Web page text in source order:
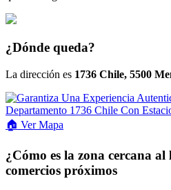
¿Dónde queda?
La dirección es 1736 Chile, 5500
🏠 VerMapa
¿Cómo es la zona cercana
comercios próximos